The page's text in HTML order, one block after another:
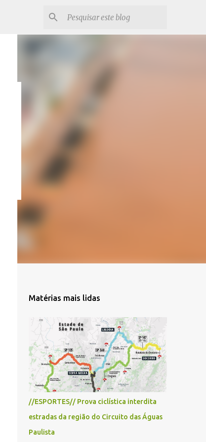
Matérias mais lidas
//ESPORTES// Prova ciclística interdita
estradas da região do Circuito das Águas
Paulista